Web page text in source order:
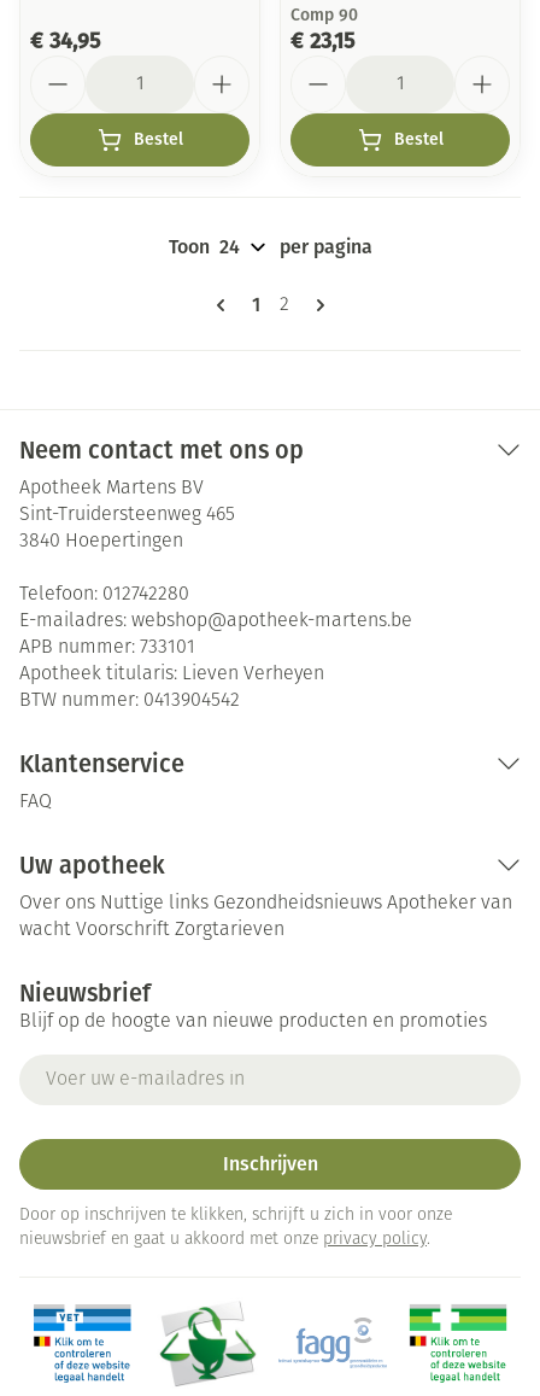
€ 34,95
Bestel
Comp 90
€ 23,15
Bestel
Pagina's
U lees momenteel pagina
1 Pagina
2
Toon per pagina
Neem contact met ons op
Apotheek Martens BV
Sint-Truidersteenweg 465
3840 Hoepertingen
Telefoon: 012742280
E-mailadres: webshop@apotheek-martens.be
APB nummer: 733101
Apotheek titularis: Lieven Verheyen
BTW nummer: 0413904542
Klantenservice
FAQ
Uw apotheek
Over ons Nuttige links Gezondheidsnieuws Apotheker van
wacht Voorschrift Zorgtarieven
Nieuwsbrief
Blijf op de hoogte van nieuwe producten en promoties
Inschrijven
Door op inschrijven te klikken, schrijft u zich in voor onze
nieuwsbrief en gaat u akkoord met onze privacy policy.